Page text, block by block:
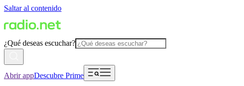
Saltar al contenido
¿Qué deseas escuchar?
Abrir appDescubre Prime